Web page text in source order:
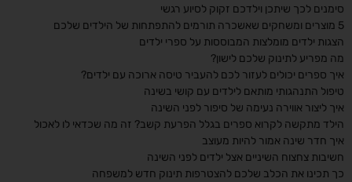
סימנים לכך שיתכן וילדכם זקוק לסיוע רגשי
5 מוצרים ומשחקים שאשכרה תורמים להתפתחות של הילדים שלכם
הצגות ילדים מומלצות המבוססות על ספרי ילדים
מה מפריע לתינוק שלכם לישון?
איך ספרים יכולים לעזור לכם להעביר טיסה ארוכה עם ילדים?
טיפול התנהגותי מותאם לילדים עם קושי בשינה
איך ליצור אווירה נעימה של סיפור לפני השינה
הילד מתקשה לקרוא ספרים בגלל הפרעת קשב? זה מה שכדאי לו לאכול
איך חדר שינה אמור להיות מעוצב
חשיבות צחצוח השיניים אצל ילדים לפני השינה
כך תכינו את הכלב שלכם להצטרפות תינוק חדש למשפחה